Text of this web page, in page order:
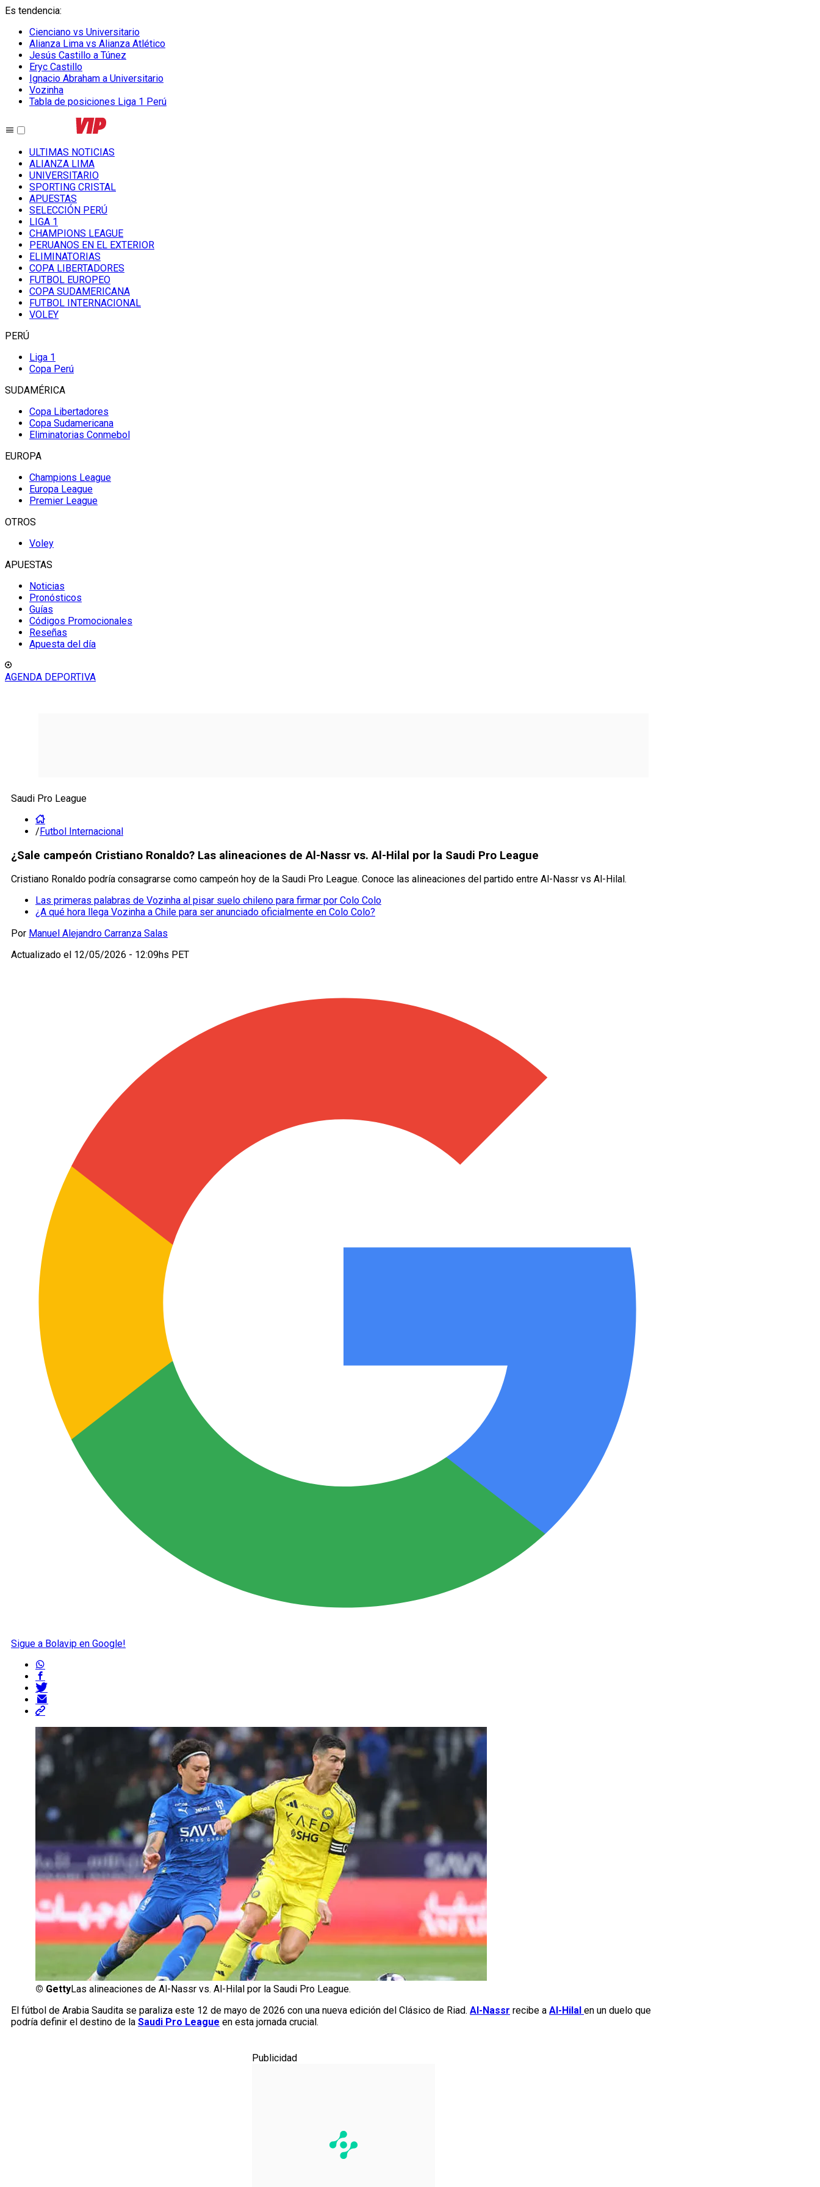
Es tendencia:
Cienciano vs Universitario
Alianza Lima vs Alianza Atlético
Jesús Castillo a Túnez
Eryc Castillo
Ignacio Abraham a Universitario
Vozinha
Tabla de posiciones Liga 1 Perú
ULTIMAS NOTICIAS
ALIANZA LIMA
UNIVERSITARIO
SPORTING CRISTAL
APUESTAS
SELECCIÓN PERÚ
LIGA 1
CHAMPIONS LEAGUE
PERUANOS EN EL EXTERIOR
ELIMINATORIAS
COPA LIBERTADORES
FUTBOL EUROPEO
COPA SUDAMERICANA
FUTBOL INTERNACIONAL
VOLEY
PERÚ
Liga 1
Copa Perú
SUDAMÉRICA
Copa Libertadores
Copa Sudamericana
Eliminatorias Conmebol
EUROPA
Champions League
Europa League
Premier League
OTROS
Voley
APUESTAS
Noticias
Pronósticos
Guías
Códigos Promocionales
Reseñas
Apuesta del día
AGENDA DEPORTIVA
Saudi Pro League
/Futbol Internacional
¿Sale campeón Cristiano Ronaldo? Las alineaciones de Al-Nassr vs. Al-Hilal por la Saudi Pro League
Cristiano Ronaldo podría consagrarse como campeón hoy de la Saudi Pro League. Conoce las alineaciones del partido entre Al-Nassr vs Al-Hilal.
Las primeras palabras de Vozinha al pisar suelo chileno para firmar por Colo Colo
¿A qué hora llega Vozinha a Chile para ser anunciado oficialmente en Colo Colo?
Por Manuel Alejandro Carranza Salas
Actualizado el 12/05/2026 - 12:09hs PET
Sigue a Bolavip en Google!
© GettyLas alineaciones de Al-Nassr vs. Al-Hilal por la Saudi Pro League.
El fútbol de Arabia Saudita se paraliza este 12 de mayo de 2026 con una nueva edición del Clásico de Riad. Al-Nassr recibe a Al-Hilal en un duelo que
podría definir el destino de la Saudi Pro League en esta jornada crucial.
Publicidad